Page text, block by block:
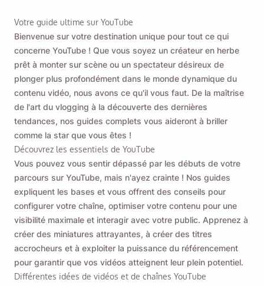
Votre guide ultime sur YouTube
Bienvenue sur votre destination unique pour tout ce qui
concerne YouTube ! Que vous soyez un créateur en herbe
prêt à monter sur scène ou un spectateur désireux de
plonger plus profondément dans le monde dynamique du
contenu vidéo, nous avons ce qu'il vous faut. De la maîtrise
de l'art du vlogging à la découverte des dernières
tendances, nos guides complets vous aideront à briller
comme la star que vous êtes !
Découvrez les essentiels de YouTube
Vous pouvez vous sentir dépassé par les débuts de votre
parcours sur YouTube, mais n'ayez crainte ! Nos guides
expliquent les bases et vous offrent des conseils pour
configurer votre chaîne, optimiser votre contenu pour une
visibilité maximale et interagir avec votre public. Apprenez à
créer des miniatures attrayantes, à créer des titres
accrocheurs et à exploiter la puissance du référencement
pour garantir que vos vidéos atteignent leur plein potentiel.
Différentes idées de vidéos et de chaînes YouTube